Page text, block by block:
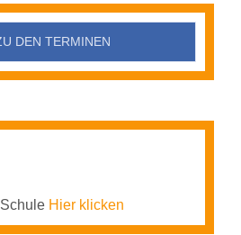
DEN TERMINEN
Hier klicken